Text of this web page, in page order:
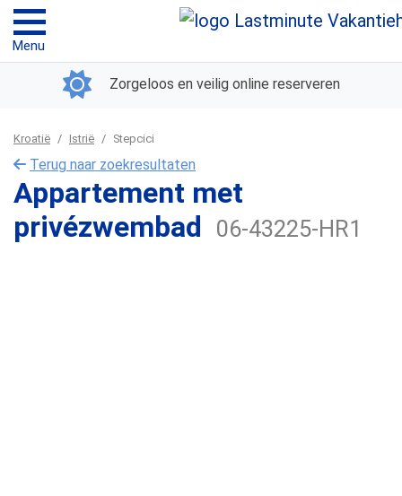
Menu
Zorgeloos en veilig online reserveren
Kroatië Istrië Stepcici
Terug naar zoekresultaten
Appartement met
privézwembad
06-43225-HR1